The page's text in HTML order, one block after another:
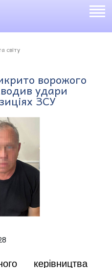
світу
ворожого
удари
ЗСУ
керівництва